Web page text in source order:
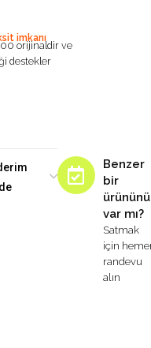
imkanı
orijinaldir ve
destekler
Benzer
bir
var mı?
Satmak
için
randevu
alın